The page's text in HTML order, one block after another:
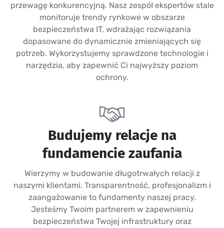
przewagę konkurencyjną. Nasz zespół ekspertów stale
monitoruje trendy rynkowe w obszarze
bezpieczeństwa IT, wdrażając rozwiązania
dopasowane do dynamicznie zmieniających się
potrzeb. Wykorzystujemy sprawdzone technologie i
narzędzia, aby zapewnić Ci najwyższy poziom
ochrony.
Budujemy relacje na
fundamencie zaufania
Wierzymy w budowanie długotrwałych relacji z
naszymi klientami. Transparentność, profesjonalizm i
zaangażowanie to fundamenty naszej pracy.
Jesteśmy Twoim partnerem w zapewnieniu
bezpieczeństwa Twojej infrastruktury oraz